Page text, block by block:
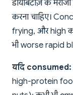
डायबिटीज़ के
करना चाहिए।
frying, और high
भी worse rapid
यदि consumed:
high-protein